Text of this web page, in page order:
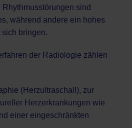
sind
während andere ein hohes
bringen.
der Radiologie zählen
(Herzultraschall), zur
Herzerkrankungen wie
einer eingeschränkten